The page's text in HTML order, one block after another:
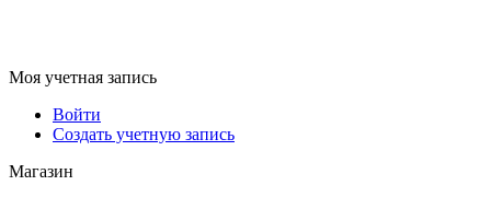
Моя учетная запись
Войти
Создать учетную запись
Магазин